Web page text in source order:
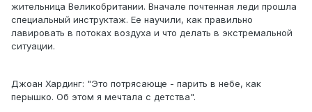
жительница Великобритании. Вначале почтенная леди прошла
специальный инструктаж. Ее научили, как правильно
лавировать в потоках воздуха и что делать в экстремальной
ситуации.
Джоан Хардинг: "Это потрясающе - парить в небе, как
перышко. Об этом я мечтала с детства".